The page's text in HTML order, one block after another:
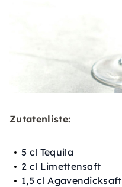
Zutatenliste:
5 cl Tequila
2 cl Limettensaft
1,5 cl Agavendicksaft